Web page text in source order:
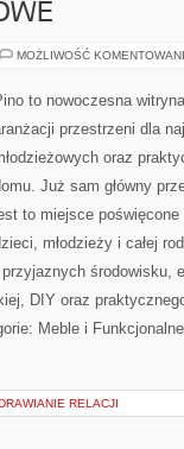
MOŻLIWOŚĆ
to nowoczesna
przestrzeni dla
oraz
Już sam główny
to miejsce
młodzieży i całej
środowisku,
DIY oraz
Meble i
RELACJI